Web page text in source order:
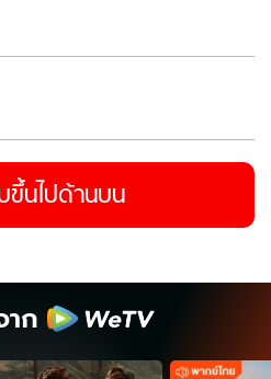
ขึ้นไปด้านบน
ก